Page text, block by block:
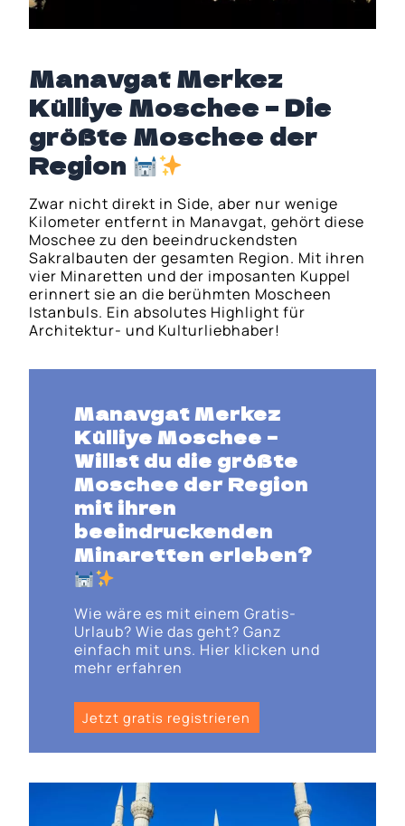
Manavgat Merkez
Külliye Moschee – Die
größte Moschee der
Region
Zwar nicht direkt in Side, aber nur wenige
Kilometer entfernt in Manavgat, gehört diese
Moschee zu den beeindruckendsten
Sakralbauten der gesamten Region. Mit ihren
vier Minaretten und der imposanten Kuppel
erinnert sie an die berühmten Moscheen
Istanbuls. Ein absolutes Highlight für
Architektur- und Kulturliebhaber!
Manavgat Merkez
Külliye Moschee –
Willst du die größte
Moschee der Region
mit ihren
beeindruckenden
Minaretten erleben?
Wie wäre es mit einem Gratis-
Urlaub? Wie das geht? Ganz
einfach mit uns. Hier klicken und
mehr erfahren
Jetzt gratis registrieren